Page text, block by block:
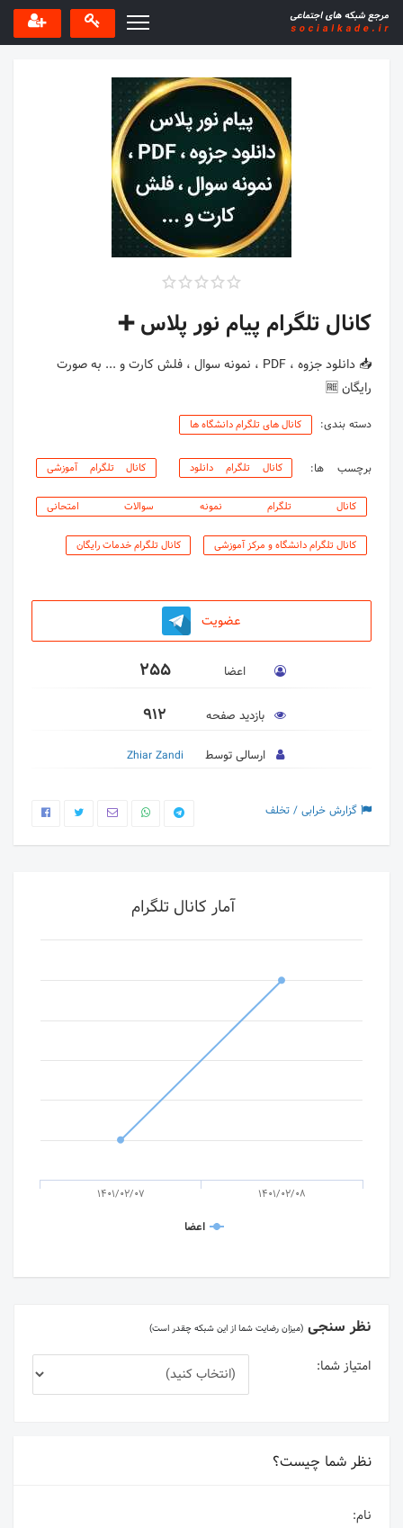
کانال تلگرام پیام نور پلاس ➕
📥 دانلود جزوه ، PDF ، نمونه سوال ، فلش کارت و ... به صورت
رایگان 🆓️
دسته بندی: کانال های تلگرام دانشگاه ها
برچسب ها: کانال تلگرام دانلود کانال تلگرام آموزشی
کانال تلگرام نمونه سوالات امتحانی
کانال تلگرام دانشگاه و مرکز آموزشی کانال تلگرام خدمات رایگان
عضویت
اعضا 255
بازدید صفحه 912
ارسالی توسط Zhiar Zandi
گزارش خرابی / تخلف
آمار کانال تلگرام
اعضا
1401/02/07 1401/02/08
نظر سنجی (میزان رضایت شما از این شبکه چقدر است)
امتیاز شما:
نظر شما چیست؟
نام: